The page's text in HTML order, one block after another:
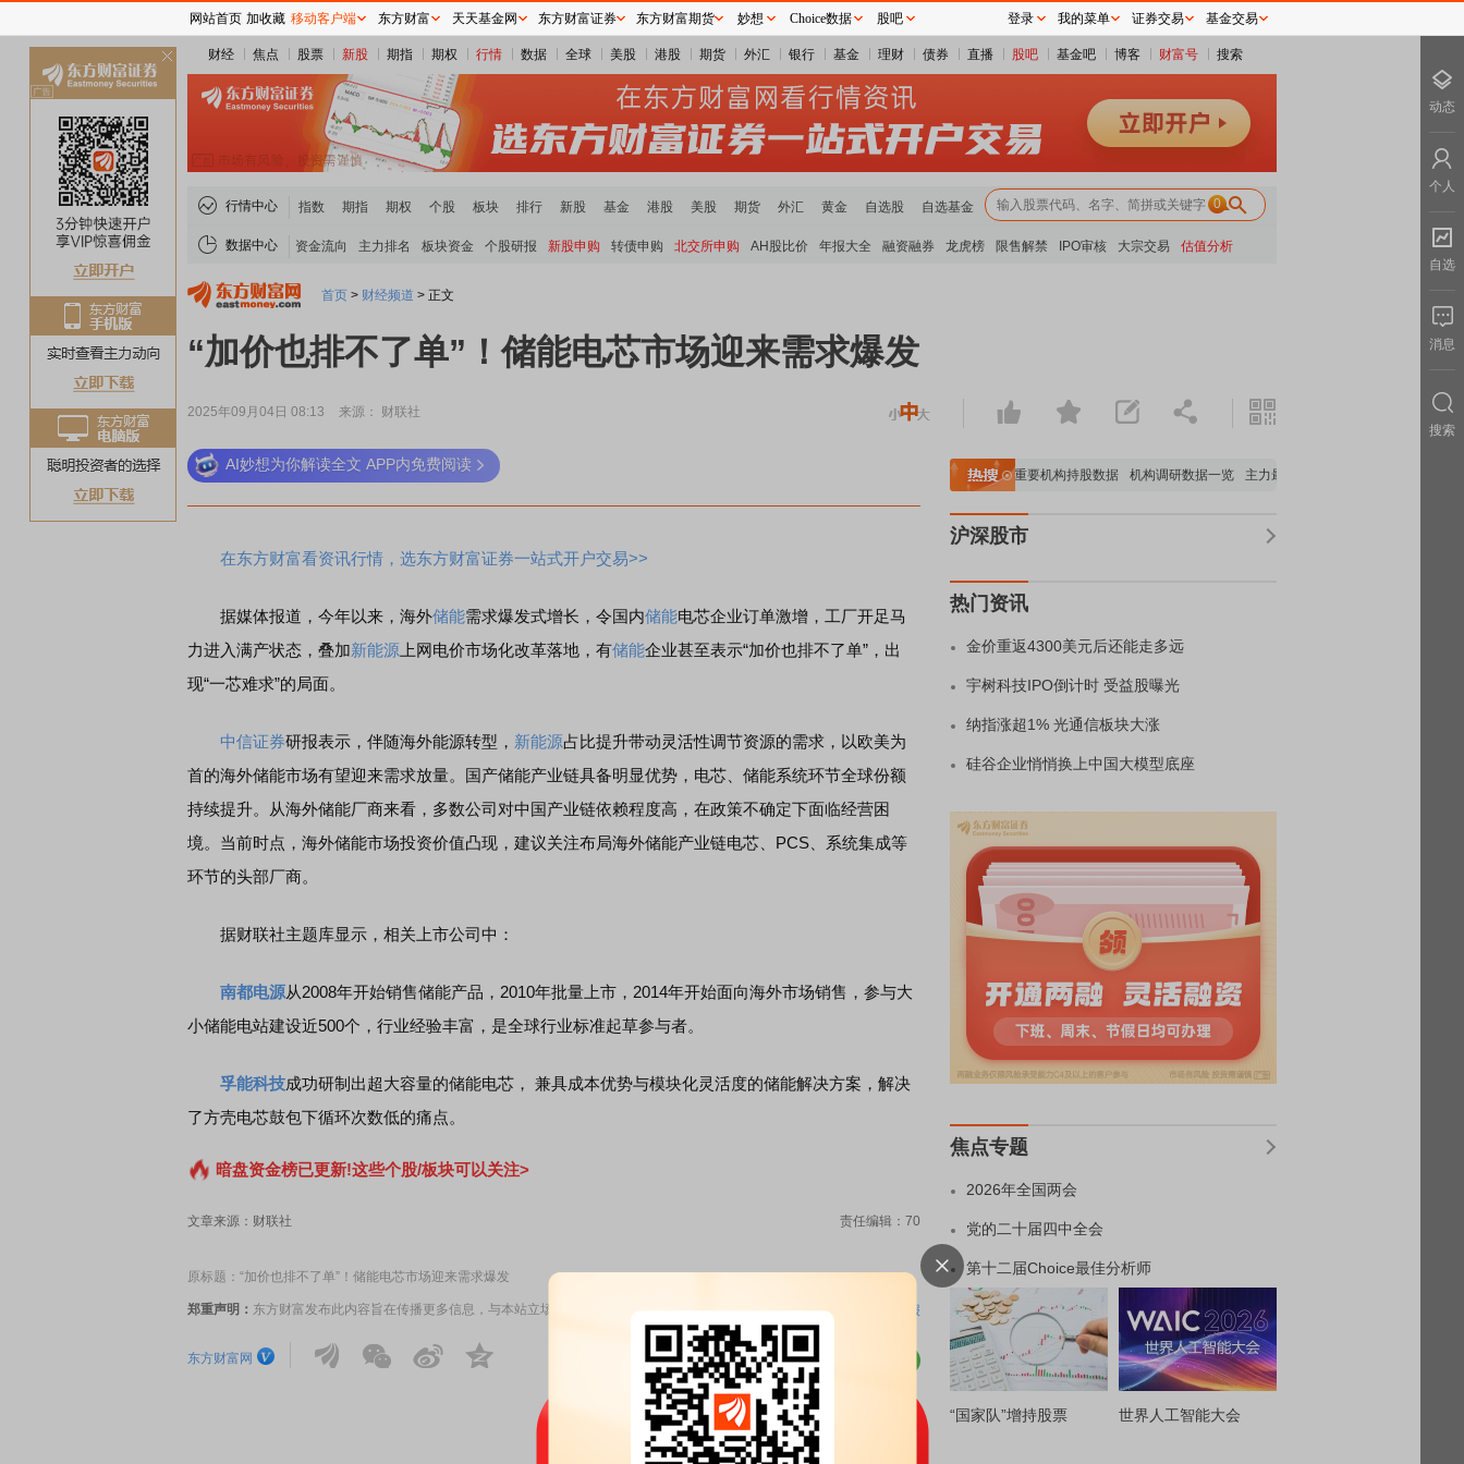
财经 焦点 股票 新股 期指 期权 行情 数据 全球 美股 港股 期货 外汇 银行 基金 理财 债券 直播 股吧 基金吧 博客 财富号 搜索
行情中心 指数 期指 期权 个股 板块 排行 新股 基金 港股 美股 期货 外汇 黄金 自选股 自选基金 0
数据中心 资金流向 主力排名 板块资金 个股研报 新股申购 转债申购 北交所申购 AH股比价 年报大全 融资融券 龙虎榜 限售解禁 IPO审核 大宗交易 估值分析
首页 > 财经频道 > 正文
“加价也排不了单”！储能电芯市场迎来需求爆发
2025年09月04日 08:13 来源： 财联社
AI妙想为你解读全文 APP内免费阅读
在东方财富看资讯行情，选东方财富证券一站式开户交易>>
据媒体报道，今年以来，海外储能需求爆发式增长，令国内储能电芯企业订单激增，工厂开足马
力进入满产状态，叠加新能源 上网电价市场化改革落地，有储能企业甚至表示“加价也排不了单”，出
现“一芯难求”的局面。
中信证券研报表示，伴随海外能源转型， 新能源占比提升带动灵活性调节资源的需求，以欧美为
首的海外储能市场有望迎来需求放量。国产储能产业链具备明显优势，电芯、储能系统环节全球份额
持续提升。从海外储能厂商来看，多数公司对中国产业链依赖程度高，在政策不确定下面临经营困
境。当前时点，海外储能市场投资价值凸现，建议关注布局海外储能产业链电芯、PCS、系统集成等
环节的头部厂商。
据财联社主题库显示，相关上市公司中：
南都电源从2008年开始销售储能产品，2010年批量上市，2014年开始面向海外市场销售，参与大
小储能电站建设近500个，行业经验丰富，是全球行业标准起草参与者。
孚能科技成功研制出超大容量的储能电芯， 兼具成本优势与模块化灵活度的储能解决方案，解决
了方壳电芯鼓包下循环次数低的痛点。
暗盘资金榜已更新!这些个股/板块可以关注>
文章来源：财联社 责任编辑：70
原标题：“加价也排不了单”！储能电芯市场迎来需求爆发
郑重声明： 东方财富发布此内容旨在传播更多信息，与本站立场无关，不构成投资建议。据此操作，风险自担。 举报
东方财富网
A股估值分析全览 重要机构持股数据 机构调研数据一览 主力最新动向
沪深股市
热门资讯
金价重返4300美元后还能走多远
宇树科技IPO倒计时 受益股曝光
纳指涨超1% 光通信板块大涨
硅谷企业悄悄换上中国大模型底座
焦点专题
2026年全国两会
党的二十届四中全会
第十二届Choice最佳分析师
“国家队”增持股票 世界人工智能大会
网站首页 加收藏 移动客户端 东方财富 天天基金网 东方财富证券 东方财富期货 妙想 Choice数据 股吧 登录 我的菜单 证券交易 基金交易
动态
个人
自选
消息
搜索
关